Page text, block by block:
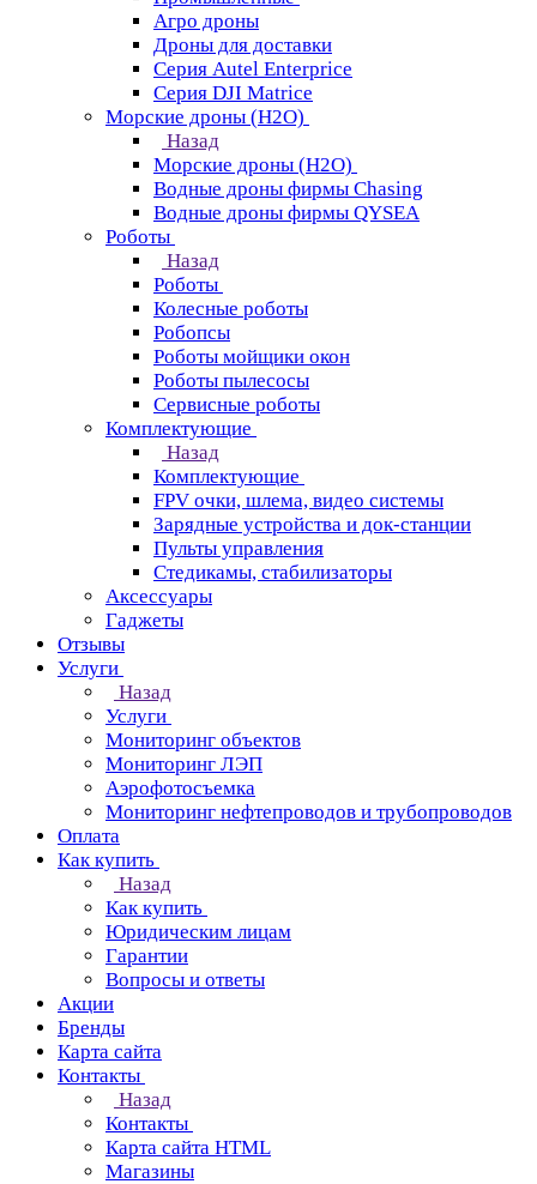
Агро дроны
Дроны для доставки
Серия Autel Enterprice
Серия DJI Matrice
Морские дроны (H2O)
Назад
Морские дроны (H2O)
Водные дроны фирмы Chasing
Водные дроны фирмы QYSEA
Роботы
Назад
Роботы
Колесные роботы
Робопсы
Роботы мойщики окон
Роботы пылесосы
Сервисные роботы
Комплектующие
Назад
Комплектующие
FPV очки, шлема, видео системы
Зарядные устройства и док-станции
Пульты управления
Стедикамы, стабилизаторы
Аксессуары
Гаджеты
Отзывы
Услуги
Назад
Услуги
Мониторинг объектов
Мониторинг ЛЭП
Аэрофотосъемка
Мониторинг нефтепроводов и трубопроводов
Оплата
Как купить
Назад
Как купить
Юридическим лицам
Гарантии
Вопросы и ответы
Акции
Бренды
Карта сайта
Контакты
Назад
Контакты
Карта сайта HTML
Магазины